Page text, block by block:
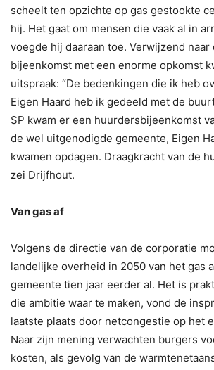
scheelt ten opzichte op gas gestookte
hij. Het gaat om mensen die vaak al in
voegde hij daaraan toe. Verwijzend naar
bijeenkomst met een enorme opkomst
uitspraak: “De bedenkingen die ik heb
Eigen Haard heb ik gedeeld met de
SP kwam er een huurdersbijeenkomst
de wel uitgenodigde gemeente, Eigen
kwamen opdagen. Draagkracht van de
zei Drijfhout.
Van gas af
Volgens de directie van de corporatie
landelijke overheid in 2050 van het gas
gemeente tien jaar eerder al. Het is
die ambitie waar te maken, vond de
laatste plaats door netcongestie op het
Naar zijn mening verwachten burgers
kosten, als gevolg van de